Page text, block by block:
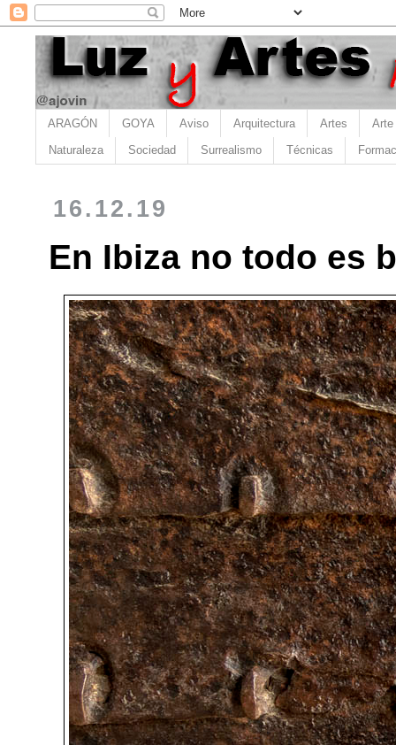
ARAGÓN GOYA Aviso Arquitectura Artes Arte
Naturaleza Sociedad Surrealismo Técnicas
16.12.19
En Ibiza no todo es